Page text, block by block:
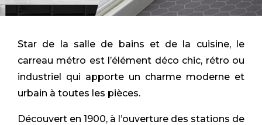
Star de la salle de bains et de la cuisine, le
carreau métro est l’élément déco chic, rétro ou
industriel qui apporte un charme moderne et
urbain à toutes les pièces.
Découvert en 1900, à l’ouverture des stations de